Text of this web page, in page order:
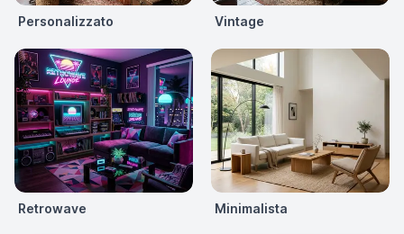
Personalizzato Vintage
Retrowave Minimalista